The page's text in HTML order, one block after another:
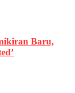
Baru,